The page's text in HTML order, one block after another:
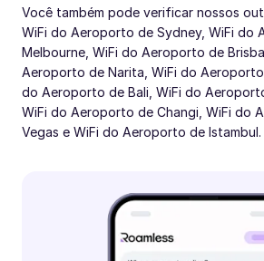
Você também pode verificar nossos
WiFi do Aeroporto de Sydney, WiFi do
Melbourne, WiFi do Aeroporto de
Aeroporto de Narita, WiFi do Aeroporto
do Aeroporto de Bali, WiFi do
WiFi do Aeroporto de Changi, WiFi do
Vegas e WiFi do Aeroporto de Istambul.